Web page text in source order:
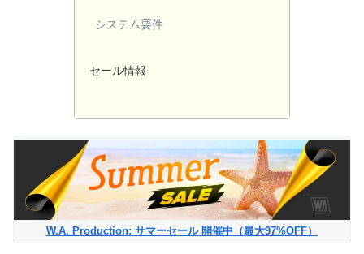
システム要件
セール情報
W.A. Production: サマーセール 開催中（最大97%OFF）